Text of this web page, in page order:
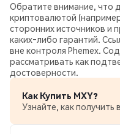
Обратите внимание, что
криптовалютой
сторонних источников и
каких‑либо гарантий.
вне контроля Phemex.
рассматривать как
достоверности.
Как Купить MXY?
Узнайте, как получить